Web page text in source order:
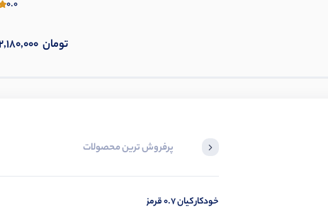
0.0
تومان
پرفروش ترین محصولات
خودکار کیان 0.7 قرمز